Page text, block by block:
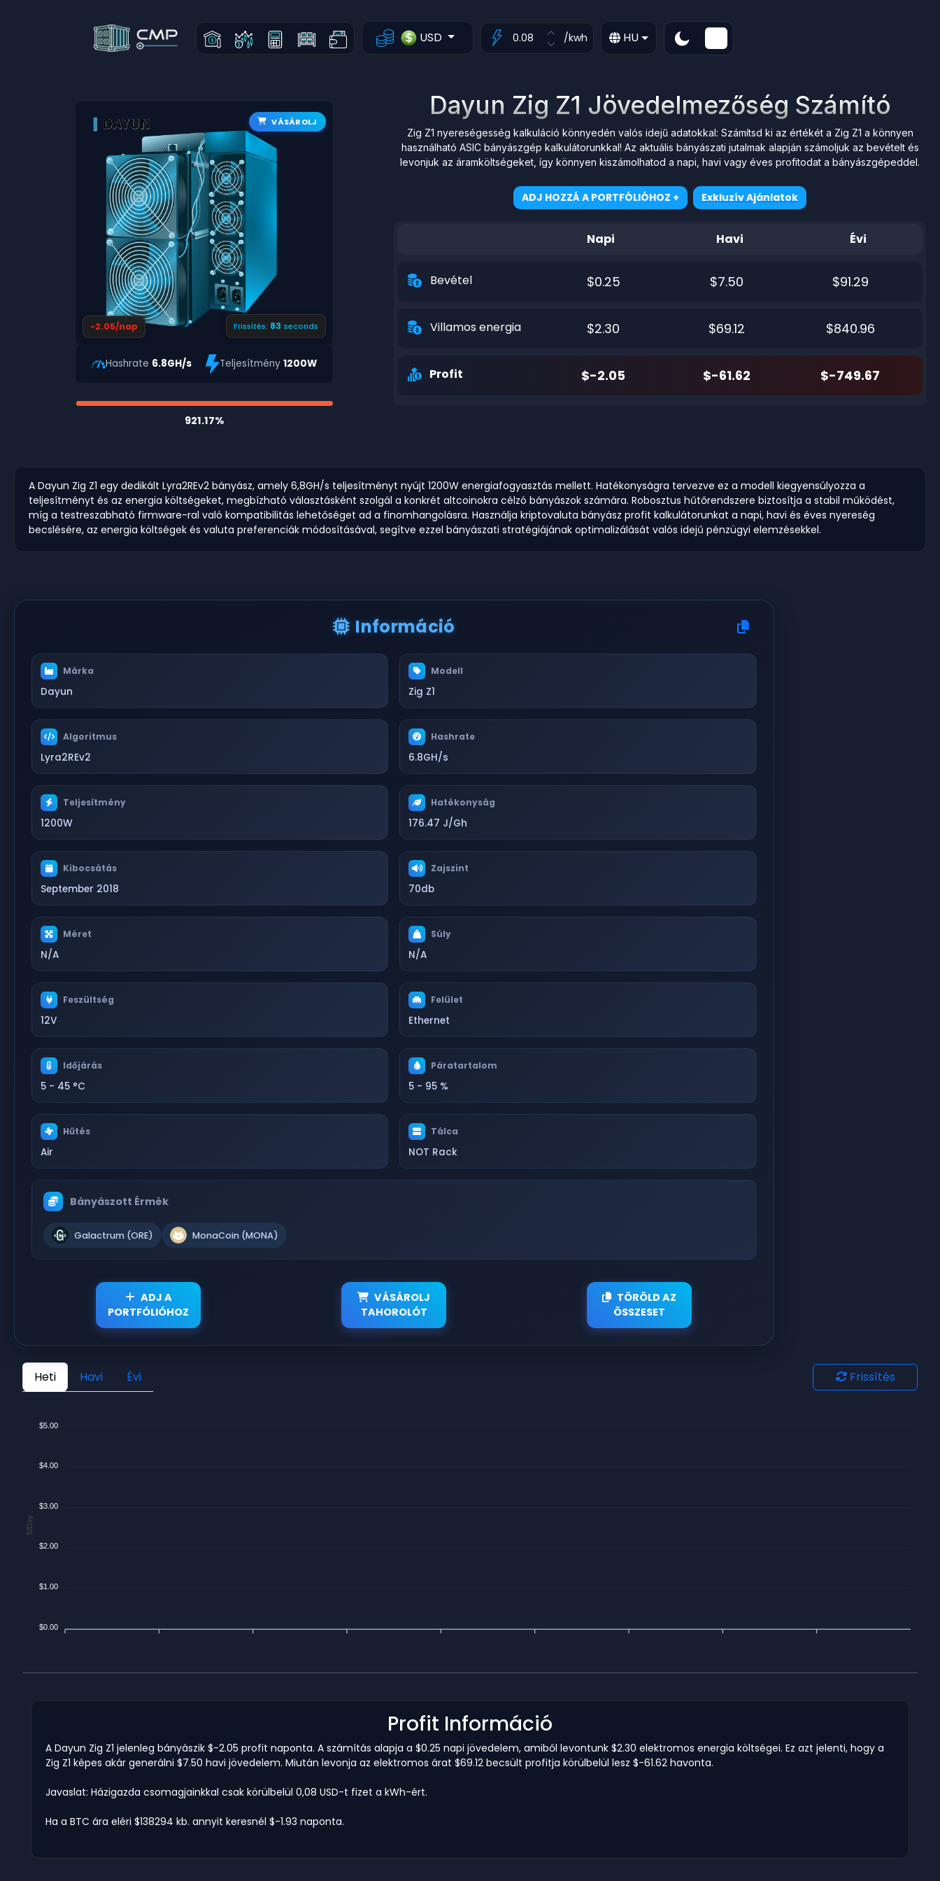
USD /kwh HU
VÁSÁROLJ
-2.05/nap Frissítés: 82 seconds
Hashrate 6.8GH/s Teljesítmény 1200W
921.17%
Dayun Zig Z1 Jövedelmezőség Számító
Zig Z1 nyereségesség kalkuláció könnyedén valós idejű adatokkal: Számítsd ki az értékét a Zig Z1 a könnyen
használható ASIC bányászgép kalkulátorunkkal! Az aktuális bányászati jutalmak alapján számoljuk az bevételt és
levonjuk az áramköltségeket, így könnyen kiszámolhatod a napi, havi vagy éves profitodat a bányászgépeddel.
ADJ HOZZÁ A PORTFÓLIÓHOZ + Exkluzív Ajánlatok
Napi Havi Évi
Bevétel $0.25 $7.50 $91.29
Villamos energia $2.30 $69.12 $840.96
Profit $-2.05 $-61.62 $-749.67
A Dayun Zig Z1 egy dedikált Lyra2REv2 bányász, amely 6,8GH/s teljesítményt nyújt 1200W energiafogyasztás mellett. Hatékonyságra tervezve ez a modell kiegyensúlyozza a
teljesítményt és az energia költségeket, megbízható választásként szolgál a konkrét altcoinokra célzó bányászok számára. Robosztus hűtőrendszere biztosítja a stabil működést,
míg a testreszabható firmware-ral való kompatibilitás lehetőséget ad a finomhangolásra. Használja kriptovaluta bányász profit kalkulátorunkat a napi, havi és éves nyereség
becslésére, az energia költségek és valuta preferenciák módosításával, segítve ezzel bányászati stratégiájának optimalizálását valós idejű pénzügyi elemzésekkel.
Információ
Márka
Dayun
Modell
Zig Z1
Algoritmus
Lyra2REv2
Hashrate
6.8GH/s
Teljesítmény
1200W
Hatékonyság
176.47 J/Gh
Kibocsátás
September 2018
Zajszint
70db
Méret
N/A
Súly
N/A
Feszültség
12V
Felület
Ethernet
Időjárás
5 - 45 °C
Páratartalom
5 - 95 %
Hűtés
Air
Tálca
NOT Rack
Bányászott Érmék
Galactrum (ORE) MonaCoin (MONA)
ADJ A
PORTFÓLIÓHOZ
VÁSÁROLJ
TAHOROLÓT
TÖRÖLD AZ
ÖSSZESET
Heti Havi Évi Frissítés
$5.00
$4.00
$3.00
$2.00
$1.00
$0.00
$/Day
Profit Információ
A Dayun Zig Z1 jelenleg bányászik $-2.05 profit naponta. A számítás alapja a $0.25 napi jövedelem, amiből levontunk $2.30 elektromos energia költségei. Ez azt jelenti, hogy a
Zig Z1 képes akár generálni $7.50 havi jövedelem. Miután levonja az elektromos árat $69.12 becsült profitja körülbelül lesz $-61.62 havonta.
Javaslat: Házigazda csomagjainkkal csak körülbelül 0,08 USD-t fizet a kWh-ért.
Ha a BTC ára eléri $138294 kb. annyit keresnél $-1.93 naponta.